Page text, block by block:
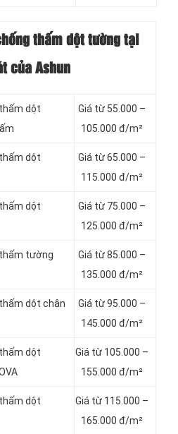
thấm dột tường tại
của Ashun
dột
Giá từ 55.000 –
105.000 đ/m²
dột
Giá từ 65.000 –
115.000 đ/m²
dột
Giá từ 75.000 –
125.000 đ/m²
tường
Giá từ 85.000 –
135.000 đ/m²
dột chân
Giá từ 95.000 –
145.000 đ/m²
dột
Giá từ 105.000 –
155.000 đ/m²
dột
Giá từ 115.000 –
165.000 đ/m²